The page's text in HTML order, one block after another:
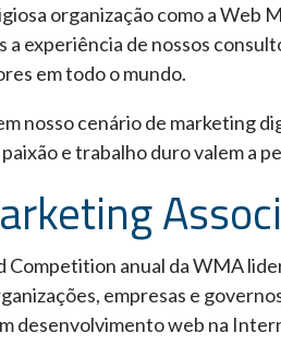
organização como a Web
a experiência de nossos
em todo o mundo.
nosso cenário de marketing
e trabalho duro valem a
Competition anual da WMA
empresas e
desenvolvimento web na